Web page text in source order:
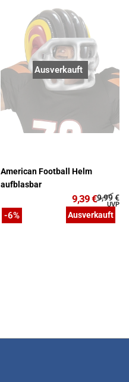
Ausverkauft
American Football Helm
aufblasbar
9,39 €9,99 €
Ausverkauft
-6%